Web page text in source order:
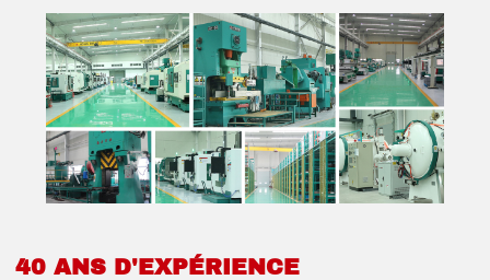
40 ANS D'EXPÉRIENCE